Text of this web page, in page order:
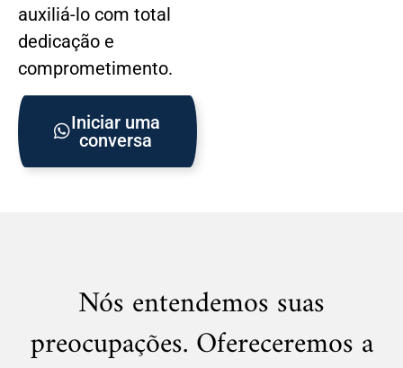
auxiliá-lo com total
dedicação e
comprometimento.
Iniciar uma
conversa
Nós entendemos suas
preocupações. Ofereceremos a